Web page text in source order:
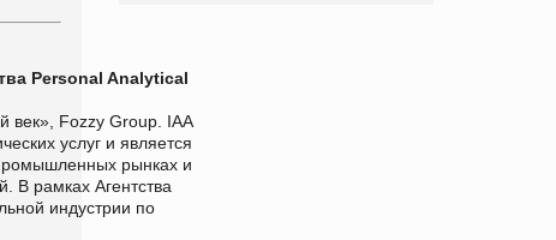
Personal Analytical
век», Fozzy Group. IAA
услуг и является
рынках и
В рамках Агентства
индустрии по